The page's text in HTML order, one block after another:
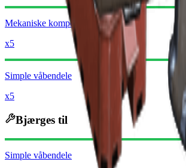
Mekaniske komponenter
x5
Simple våbendele
x5
Bjærges til
Simple våbendele